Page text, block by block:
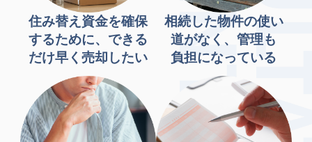
住み替え資金を確保
するために、できる
だけ早く売却したい
相続した物件の使い
道がなく、管理も
負担になっている